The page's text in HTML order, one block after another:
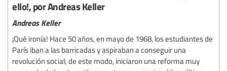
ello!, por Andreas Keller
Andreas Keller
¡Qué ironía! Hace 50 años, en mayo de 1968, los estudiantes de
París iban a las barricadas y aspiraban a conseguir una
revolución social; de este modo, iniciaron una reforma muy